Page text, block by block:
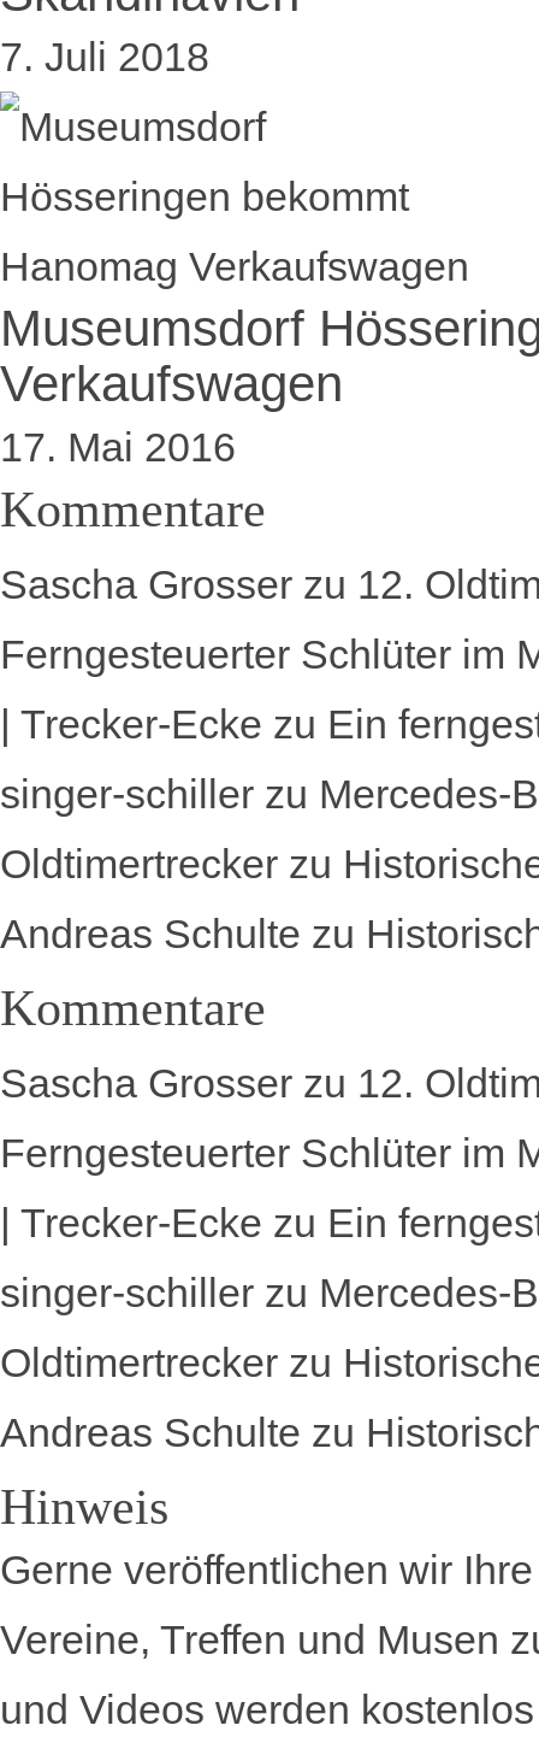
7. Juli 2018
Museumsdorf
Verkaufswagen
17. Mai 2016
Kommentare
Sascha Grosser zu 12.
Ferngesteuerter Schlüter im
| Trecker-Ecke zu Ein
singer-schiller zu Mercedes-
Oldtimertrecker zu
Andreas Schulte zu
Kommentare
Sascha Grosser zu 12.
Ferngesteuerter Schlüter im
| Trecker-Ecke zu Ein
singer-schiller zu Mercedes-
Oldtimertrecker zu
Andreas Schulte zu
Hinweis
Gerne veröffentlichen wir
Vereine, Treffen und Musen
und Videos werden